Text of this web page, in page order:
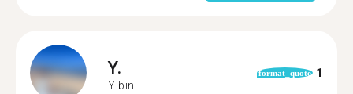
Y.
Yibin
format_quote 1